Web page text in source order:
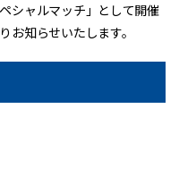
シャルマッチ」として開催
お知らせいたします。